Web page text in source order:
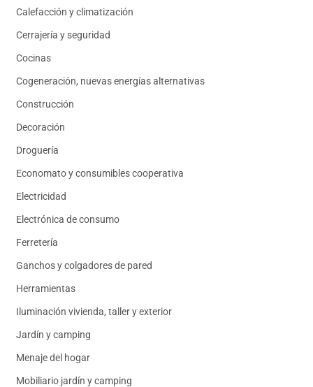
Calefacción y climatización
Cerrajería y seguridad
Cocinas
Cogeneración, nuevas energías alternativas
Construcción
Decoración
Droguería
Economato y consumibles cooperativa
Electricidad
Electrónica de consumo
Ferretería
Ganchos y colgadores de pared
Herramientas
Iluminación vivienda, taller y exterior
Jardín y camping
Menaje del hogar
Mobiliario jardín y camping